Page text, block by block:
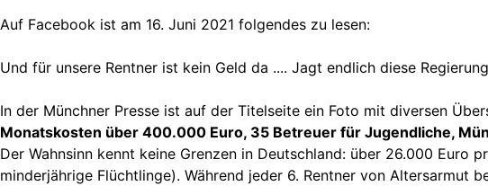
Auf Facebook ist am 16. Juni 2021 folgendes zu lesen:
Und für unsere Rentner ist kein Geld da .... Jagt endlich diese
In der Münchner Presse ist auf der Titelseite ein Foto mit diversen
Monatskosten über 400.000 Euro, 35 Betreuer für Jugendliche,
Der Wahnsinn kennt keine Grenzen in Deutschland: über 26.000 Euro
minderjährige Flüchtlinge). Während jeder 6. Rentner von